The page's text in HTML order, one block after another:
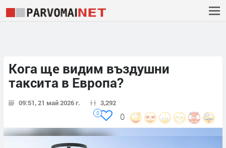
Кога ще видим въздушни
таксита в Европа?
09:51, 21 май 2026 г. 3,292
0
0